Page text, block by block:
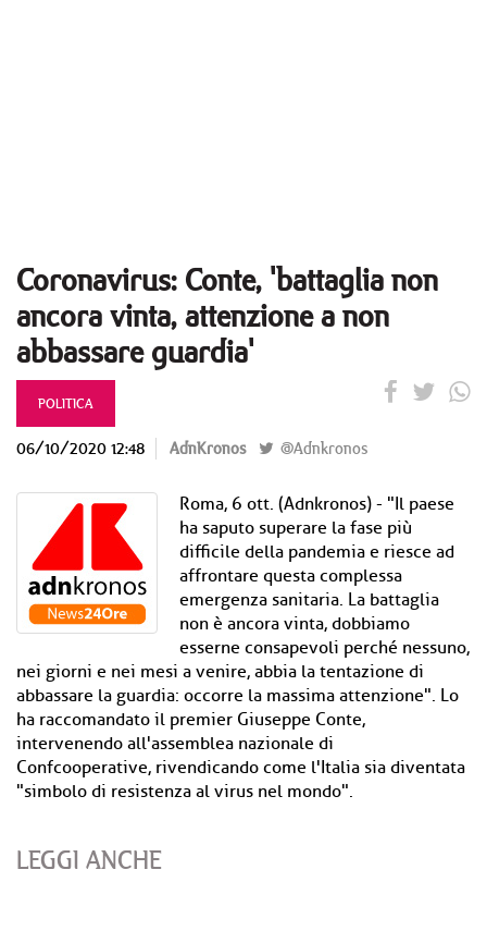
Coronavirus: Conte, 'battaglia non
ancora vinta, attenzione a non
abbassare guardia'
POLITICA
06/10/2020 12:48 AdnKronos @Adnkronos
Roma, 6 ott. (Adnkronos) - "Il paese
ha saputo superare la fase più
difficile della pandemia e riesce ad
affrontare questa complessa
emergenza sanitaria. La battaglia
non è ancora vinta, dobbiamo
esserne consapevoli perché nessuno,
nei giorni e nei mesi a venire, abbia la tentazione di
abbassare la guardia: occorre la massima attenzione". Lo
ha raccomandato il premier Giuseppe Conte,
intervenendo all'assemblea nazionale di
Confcooperative, rivendicando come l'Italia sia diventata
"simbolo di resistenza al virus nel mondo".
LEGGI ANCHE